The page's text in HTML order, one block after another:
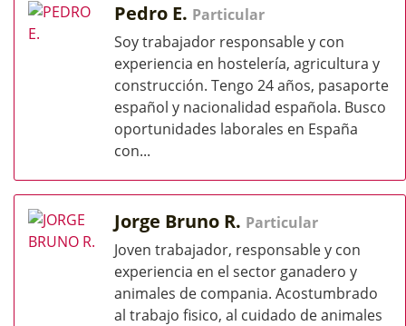
Pedro E. Particular
Soy trabajador responsable y con
experiencia en hostelería, agricultura y
construcción. Tengo 24 años, pasaporte
español y nacionalidad española. Busco
oportunidades laborales en España
con...
Jorge Bruno R. Particular
Joven trabajador, responsable y con
experiencia en el sector ganadero y
animales de compania. Acostumbrado
al trabajo fisico, al cuidado de animales